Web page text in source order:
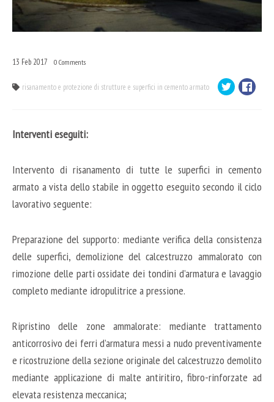
13 Feb 2017 0 Comments
risanamento e protezione di strutture e superfici in cemento armato
Interventi eseguiti:
Intervento di risanamento di tutte le superfici in cemento
armato a vista dello stabile in oggetto eseguito secondo il ciclo
lavorativo seguente:
Preparazione del supporto: mediante verifica della consistenza
delle superfici, demolizione del calcestruzzo ammalorato con
rimozione delle parti ossidate dei tondini d’armatura e lavaggio
completo mediante idropulitrice a pressione.
Ripristino delle zone ammalorate: mediante trattamento
anticorrosivo dei ferri d’armatura messi a nudo preventivamente
e ricostruzione della sezione originale del calcestruzzo demolito
mediante applicazione di malte antiritiro, fibro-rinforzate ad
elevata resistenza meccanica;